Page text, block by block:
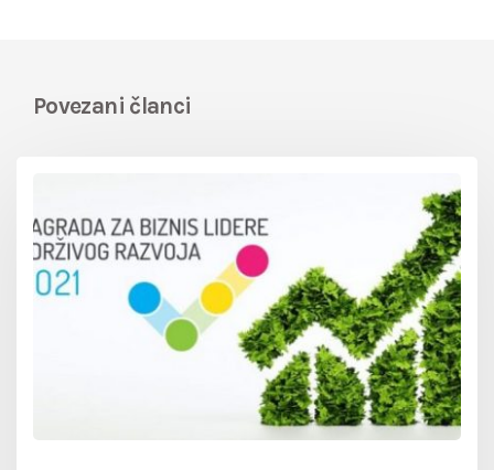
Povezani članci